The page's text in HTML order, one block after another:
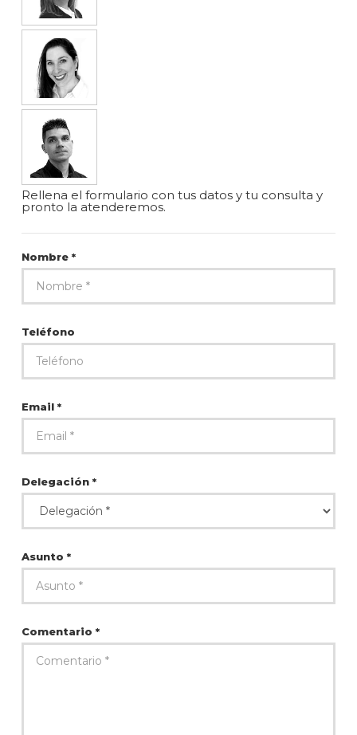
Rellena el formulario con tus datos y tu consulta y
pronto la atenderemos.
Nombre *
Teléfono
Email *
Delegación *
Asunto *
Comentario *